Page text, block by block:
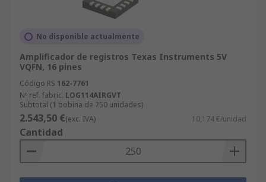
No disponible actualmente
Amplificador de registros Texas Instruments 5V
VQFN, 16 pines
Código RS 162-7761
Nº ref. fabric. LOG114AIRGVT
Subtotal (1 bobina de 250 unidades)
2.543,50 €(exc. IVA) 10,174 €/unidad
Cantidad